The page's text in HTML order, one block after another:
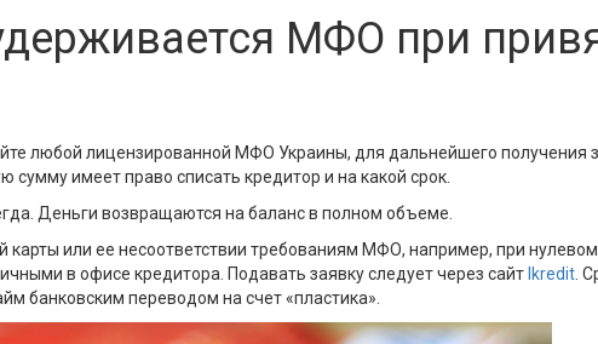
МФО при
любой лицензированной МФО Украины, для дальнейшего получения
имеет право списать кредитор и на какой срок.
Деньги возвращаются на баланс в полном объеме.
карты или ее несоответствии требованиям МФО, например, при
в офисе кредитора. Подавать заявку следует через сайт Ikredit .
банковским переводом на счет «пластика».